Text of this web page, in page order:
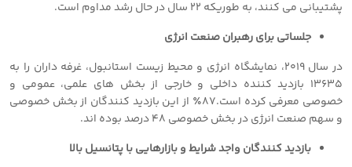
پشتیبانی می کنند، به طوریکه ٢٢ سال در حال رشد مداوم است.
جلساتی برای رهبران صنعت انرژی
در سال ٢٠١٩، نمایشگاه انرژی و محیط زیست استانبول، غرفه داران را به
١٣٦٣٥ بازدید کننده داخلی و خارجی از بخش های علمی، عمومی و
خصوصی معرفی کرده است.٨٧٪ از این بازدید کنندگان از بخش خصوصی
و سهم صنعت انرژی در بخش خصوصی ٤٨ درصد بوده اند.
بازدید کنندگان واجد شرایط و بازارهایی با پتانسیل بالا